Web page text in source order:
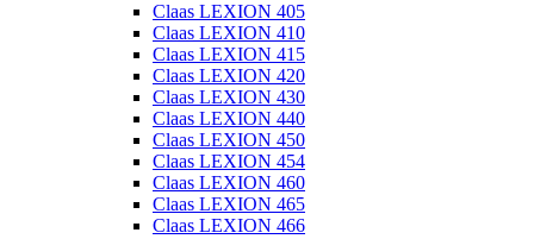
Claas LEXION 405
Claas LEXION 410
Claas LEXION 415
Claas LEXION 420
Claas LEXION 430
Claas LEXION 440
Claas LEXION 450
Claas LEXION 454
Claas LEXION 460
Claas LEXION 465
Claas LEXION 466